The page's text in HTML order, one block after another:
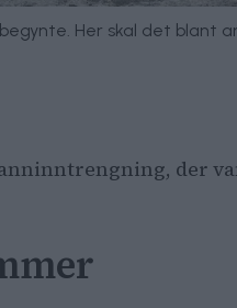
Her skal det blant
der